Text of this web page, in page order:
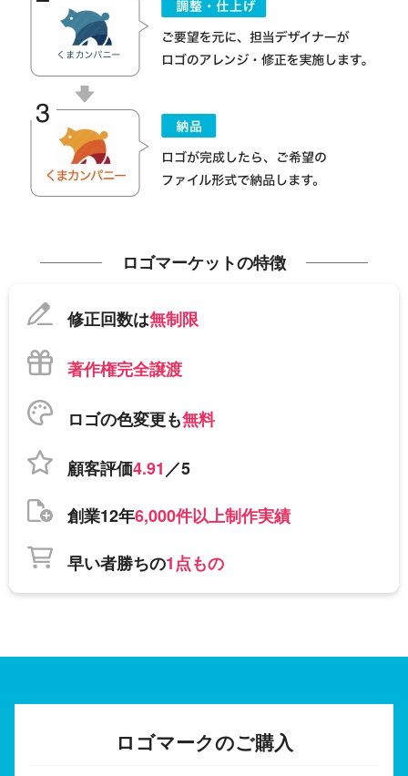
ロゴマーケットの特徴
修正回数は無制限
著作権完全譲渡
ロゴの色変更も無料
顧客評価4.91／5
創業12年6,000件以上制作実績
早い者勝ちの1点もの
ロゴマークのご購入